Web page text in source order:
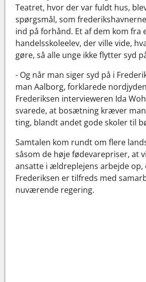
Teatret, hvor der var fuldt hus,
spørgsmål, som
ind på forhånd. Et af dem kom fra
handelsskoleelev, der ville vide,
gøre, så alle unge ikke flytter syd
- Og når man siger syd på i
man Aalborg, forklarede
Frederiksen intervieweren Ida
svarede, at bosætning kræver
ting, blandt andet gode skoler til
Samtalen kom rundt om flere
såsom de høje fødevarepriser, at
ansatte i ældreplejens arbejde op,
Frederiksen er tilfreds med
nuværende regering.